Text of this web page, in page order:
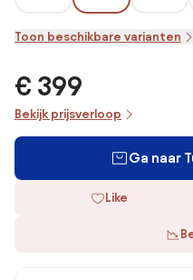
Toon beschikbare varianten
€ 399
Bekijk prijsverloop
Ga naar
Like